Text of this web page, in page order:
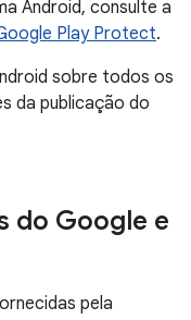
Android, consulte a
Play Protect.
sobre todos os
da publicação do
do Google e
pela